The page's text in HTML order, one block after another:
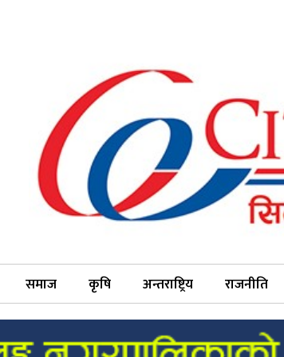
समाज कृषि अन्तराष्ट्रिय राजनीति